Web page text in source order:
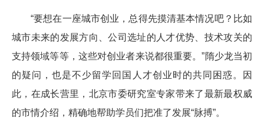
“要想在一座城市创业，总得先摸清基本情况吧？比如
城市未来的发展方向、公司选址的人才优势、技术攻关的
支持领域等等，这些对创业者来说都很重要。”隋少龙当初
的疑问，也是不少留学回国人才创业时的共同困惑。因
此，在成长营里，北京市委研究室专家带来了最新最权威
的市情介绍，精确地帮助学员们把准了发展“脉搏”。